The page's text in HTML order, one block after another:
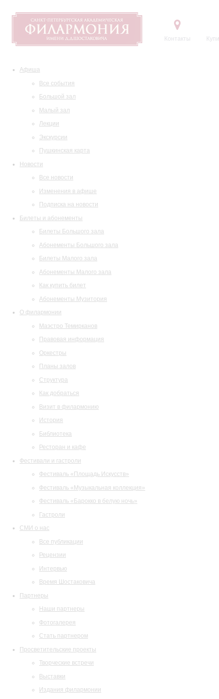
Контакты
Афиша
Все события
Большой зал
Малый зал
Лекции
Экскурсии
Пушкинская карта
Новости
Все новости
Изменения в афише
Подписка на новости
Билеты и абонементы
Билеты Большого зала
Абонементы Большого зала
Билеты Малого зала
Абонементы Малого зала
Как купить билет
Абонементы Музитория
О филармонии
Маэстро Темирканов
Правовая информация
Оркестры
Планы залов
Структура
Как добраться
Визит в филармонию
История
Библиотека
Ресторан и кафе
Фестивали и гастроли
Фестиваль «Площадь Искусств»
Фестиваль «Музыкальная коллекция»
Фестиваль «Барокко в белую ночь»
Гастроли
СМИ о нас
Все публикации
Рецензии
Интервью
Время Шостаковича
Партнеры
Наши партнеры
Фотогалерея
Стать партнером
Просветительские проекты
Творческие встречи
Выставки
Издания филармонии